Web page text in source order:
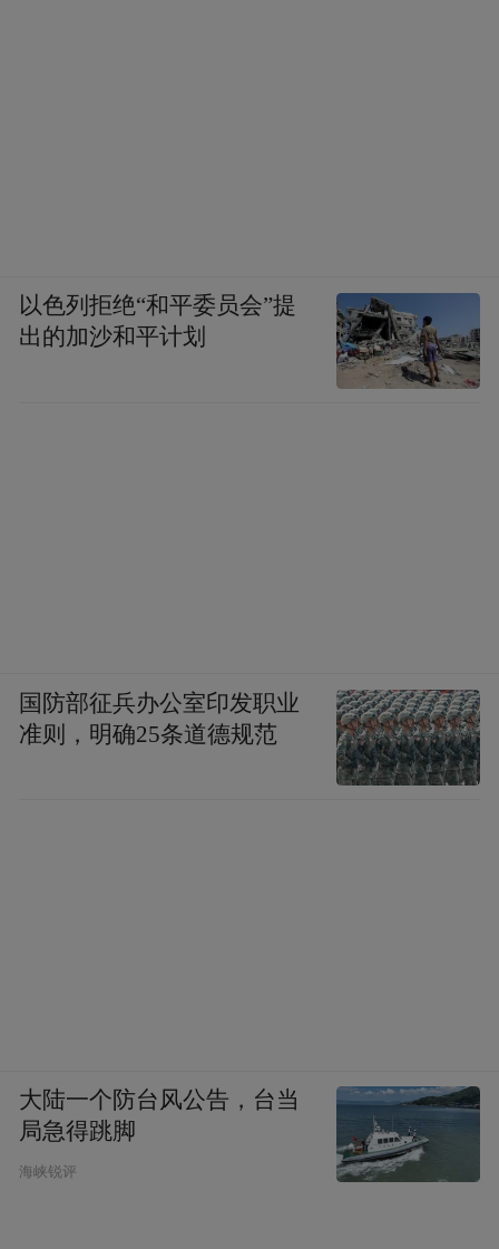
以色列拒绝“和平委员会”提
出的加沙和平计划
国防部征兵办公室印发职业
准则，明确25条道德规范
大陆一个防台风公告，台当
局急得跳脚
海峡锐评